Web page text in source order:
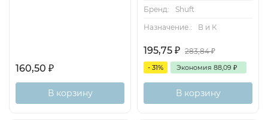
160,50 ₽
В корзину
Бренд:
Shuft
Назначение.:
В и К
195,75 ₽ 283,84₽
- 31% Экономия 88,09 ₽
В корзину